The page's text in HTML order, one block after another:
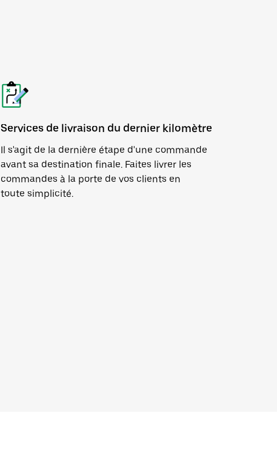
Services de livraison du dernier kilomètre
Il s'agit de la dernière étape d'une commande
avant sa destination finale. Faites livrer les
commandes à la porte de vos clients en
toute simplicité.